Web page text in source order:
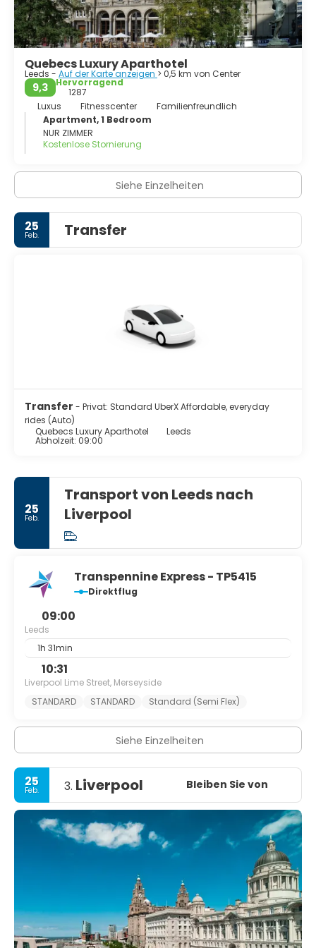
Leeds sagt, hab Spaß.
Quebecs Luxury Aparthotel
Leeds - Auf der Karte anzeigen > 0,5 km von Center
9,3
Hervorragend
1287
Luxus
Fitnesscenter
Familienfreundlich
Apartment, 1 Bedroom
NUR ZIMMER
Kostenlose Stornierung
Siehe Einzelheiten
25
Feb. Transfer
Transfer - Privat: Standard UberX Affordable, everyday
rides (Auto)
Quebecs Luxury Aparthotel
Leeds
Abholzeit: 09:00
25
Feb.
Transport von Leeds nach
Liverpool
Transpennine Express - TP5415
Direktflug
09:00
Leeds
1h 31min
10:31
Liverpool Lime Street, Merseyside
STANDARD
STANDARD Standard (Semi Flex)
Siehe Einzelheiten
25
Feb. 3. Liverpool Bleiben Sie von